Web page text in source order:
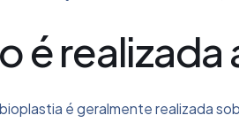
é
é geralmente realizada